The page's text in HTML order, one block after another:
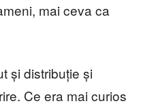
mai ceva ca
și distribuție și
Ce era mai curios